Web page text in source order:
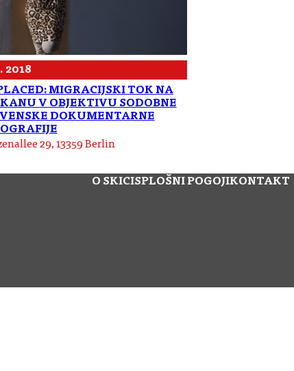
2018
MIGRACIJSKI TOK NA
V OBJEKTIVU SODOBNE
DOKUMENTARNE
29, 13359 Berlin
O SKICISPLOŠNI POGOJIKONTAKT